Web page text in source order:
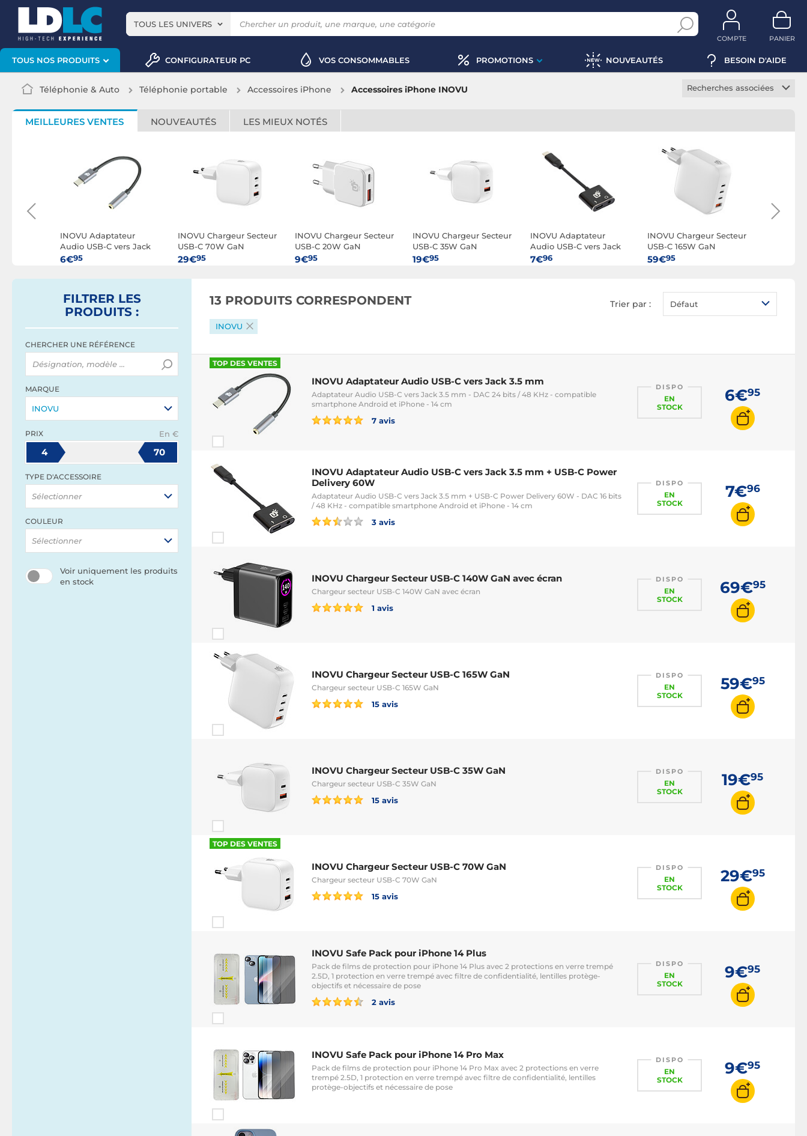
TOUS LES UNIVERS
COMPTE PANIER
TOUS NOS PRODUITS CONFIGURATEUR PC VOS CONSOMMABLES PROMOTIONS NOUVEAUTÉS BESOIN D'AIDE
Téléphonie & Auto Téléphonie portable Accessoires iPhone Accessoires iPhone INOVU
Recherches associées
Protection écran iPhone
Chargeur secteur iPhone
Chargeur sans fil iPhone
Adaptateur secteur
iPhone
iPhone
MEILLEURES VENTES NOUVEAUTÉS LES MIEUX NOTÉS
INOVU Adaptateur
Audio USB-C vers Jack
3.5 mm
6€95
INOVU Chargeur Secteur
USB-C 70W GaN
29€95
INOVU Chargeur Secteur
USB-C 20W GaN
9€95
INOVU Chargeur Secteur
USB-C 35W GaN
19€95
INOVU Adaptateur
Audio USB-C vers Jack
3.5 mm + USB-C Power
7€96
INOVU Chargeur Secteur
USB-C 165W GaN
59€95
FILTRER LES
PRODUITS :
CHERCHER UNE RÉFÉRENCE
MARQUE
INOVU
PRIX En €
4 70
TYPE D'ACCESSOIRE
Sélectionner
COULEUR
Sélectionner
Voir uniquement les produits
en stock
13 PRODUITS CORRESPONDENT Trier par : Défaut
INOVU
TOP DES VENTES
INOVU Adaptateur Audio USB-C vers Jack 3.5 mm
Adaptateur Audio USB-C vers Jack 3.5 mm - DAC 24 bits / 48 KHz - compatible
smartphone Android et iPhone - 14 cm
7 avis
DISPO
EN
STOCK
6€95
INOVU Adaptateur Audio USB-C vers Jack 3.5 mm + USB-C Power
Delivery 60W
Adaptateur Audio USB-C vers Jack 3.5 mm + USB-C Power Delivery 60W - DAC 16 bits
/ 48 KHz - compatible smartphone Android et iPhone - 14 cm
3 avis
DISPO
EN
STOCK
7€96
INOVU Chargeur Secteur USB-C 140W GaN avec écran
Chargeur secteur USB-C 140W GaN avec écran
1 avis
DISPO
EN
STOCK
69€95
INOVU Chargeur Secteur USB-C 165W GaN
Chargeur secteur USB-C 165W GaN
15 avis
DISPO
EN
STOCK
59€95
INOVU Chargeur Secteur USB-C 35W GaN
Chargeur secteur USB-C 35W GaN
15 avis
DISPO
EN
STOCK
19€95
TOP DES VENTES
INOVU Chargeur Secteur USB-C 70W GaN
Chargeur secteur USB-C 70W GaN
15 avis
DISPO
EN
STOCK
29€95
INOVU Safe Pack pour iPhone 14 Plus
Pack de films de protection pour iPhone 14 Plus avec 2 protections en verre trempé
2.5D, 1 protection en verre trempé avec filtre de confidentialité, lentilles protège-
objectifs et nécessaire de pose
2 avis
DISPO
EN
STOCK
9€95
INOVU Safe Pack pour iPhone 14 Pro Max
Pack de films de protection pour iPhone 14 Pro Max avec 2 protections en verre
trempé 2.5D, 1 protection en verre trempé avec filtre de confidentialité, lentilles
protège-objectifs et nécessaire de pose
DISPO
EN
STOCK
9€95